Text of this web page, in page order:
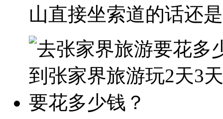
山直接坐索道的话还